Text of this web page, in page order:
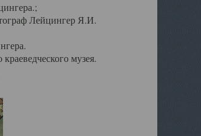
Лейцингер Я.И.
музея.